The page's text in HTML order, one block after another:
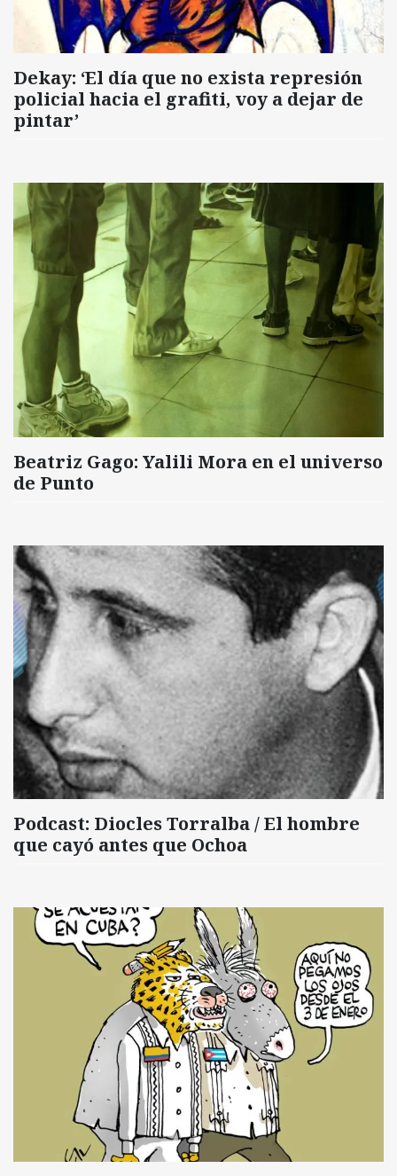
Dekay: ‘El día que no exista represión
policial hacia el grafiti, voy a dejar de
pintar’
Beatriz Gago: Yalili Mora en el universo
de Punto
Podcast: Diocles Torralba / El hombre
que cayó antes que Ochoa